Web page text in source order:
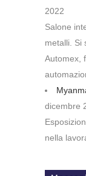
2022
Salone
metalli. Si
Automex,
dicembre
nella